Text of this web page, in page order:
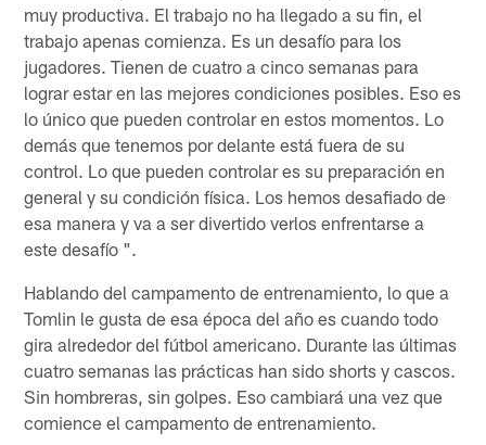
muy productiva. El trabajo no ha llegado a su fin, el
trabajo apenas comienza. Es un desafío para los
jugadores. Tienen de cuatro a cinco semanas para
lograr estar en las mejores condiciones posibles. Eso es
lo único que pueden controlar en estos momentos. Lo
demás que tenemos por delante está fuera de su
control. Lo que pueden controlar es su preparación en
general y su condición física. Los hemos desafiado de
esa manera y va a ser divertido verlos enfrentarse a
este desafío ".
Hablando del campamento de entrenamiento, lo que a
Tomlin le gusta de esa época del año es cuando todo
gira alrededor del fútbol americano. Durante las últimas
cuatro semanas las prácticas han sido shorts y cascos.
Sin hombreras, sin golpes. Eso cambiará una vez que
comience el campamento de entrenamiento.